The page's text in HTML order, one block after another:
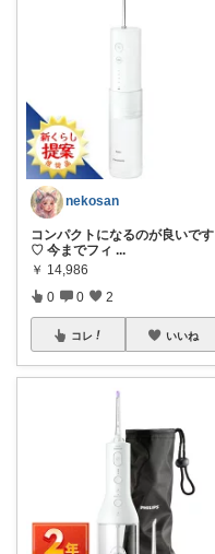
nekosan
コンパクトになるのが良いです
♡ 今までフィ ...
￥ 14,986
0 0 2
コレ いいね